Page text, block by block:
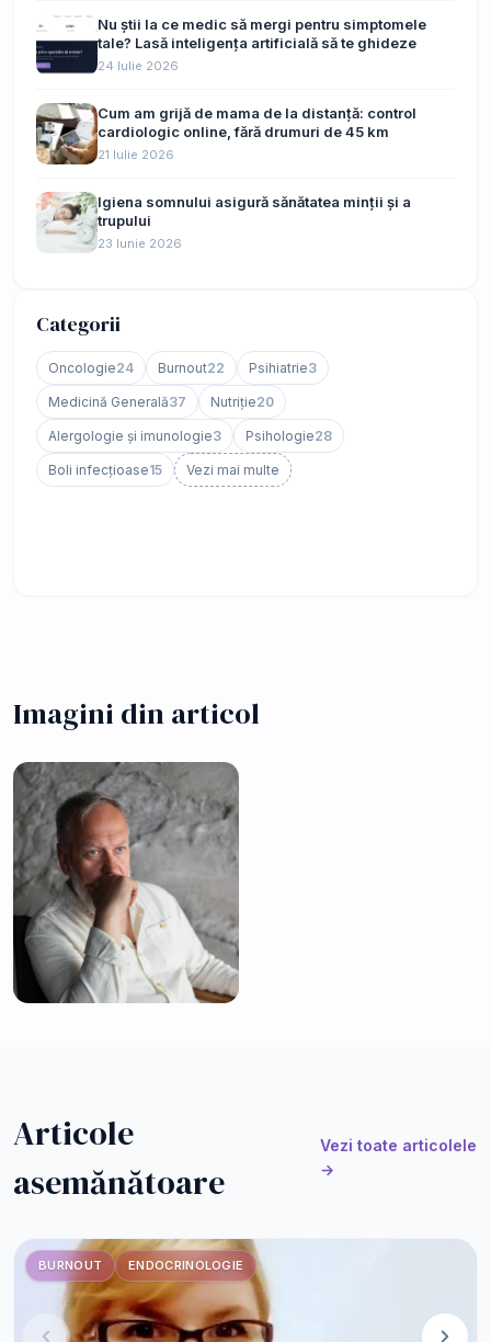
Nu știi la ce medic să mergi pentru simptomele
tale? Lasă inteligența artificială să te ghideze
24 Iulie 2026
Cum am grijă de mama de la distanță: control
cardiologic online, fără drumuri de 45 km
21 Iulie 2026
Igiena somnului asigură sănătatea minții și a
trupului
23 Iunie 2026
Categorii
Oncologie24 Burnout22 Psihiatrie3
Medicină Generală37 Nutriție20
Alergologie și imunologie3 Psihologie28
Boli infecțioase15 Vezi mai multe
Imagini din articol
Articole
asemănătoare
Vezi toate articolele
→
BURNOUT ENDOCRINOLOGIE